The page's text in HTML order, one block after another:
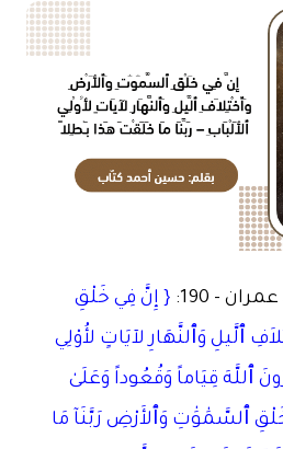
– 190:
{ إِنَّ فِي خَلْقِ
ٱلَّيلِ وَٱلنَّهَارِ لآيَاتٍ لأُوْلِي
ٱللَّهَ قِيَاماً وَقُعُوداً وَعَلَىٰ
ٱلسَّمَٰوَٰتِ وَٱلأَرْضِ رَبَّنَآ مَا